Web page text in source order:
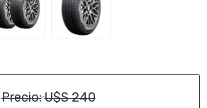
Precio:U$S 240